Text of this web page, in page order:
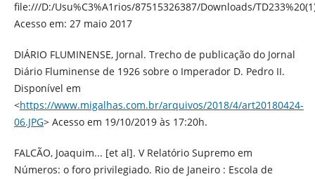
file:///D:/Usu%C3%A1rios/87515326387/Downloads/
Acesso em: 27 maio 2017
DIÁRIO FLUMINENSE, Jornal. Trecho de publicação do Jornal
Diário Fluminense de 1926 sobre o Imperador D. Pedro II.
Disponível em
<https://www.migalhas.com.br/arquivos/2018/4/art20180424-
06.JPG> Acesso em 19/10/2019 às 17:20h.
FALCÃO, Joaquim... [et al]. V Relatório Supremo em
Números: o foro privilegiado. Rio de Janeiro : Escola de